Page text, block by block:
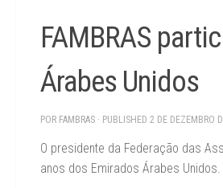
FAMBRAS
Árabes Unidos
POR FAMBRAS · PUBLISHED 2 DE DEZEMBRO
O presidente da Federação das
anos dos Emirados Árabes